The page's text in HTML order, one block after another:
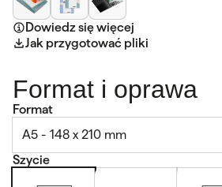
Dowiedz się więcej
Jak przygotować pliki
Format i oprawa
Format
A5 - 148 x 210 mm
Szycie